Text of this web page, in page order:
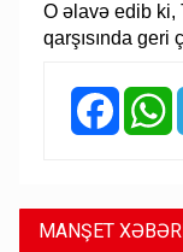
O əlavə edib ki,
qarşısında geri
MANŞET